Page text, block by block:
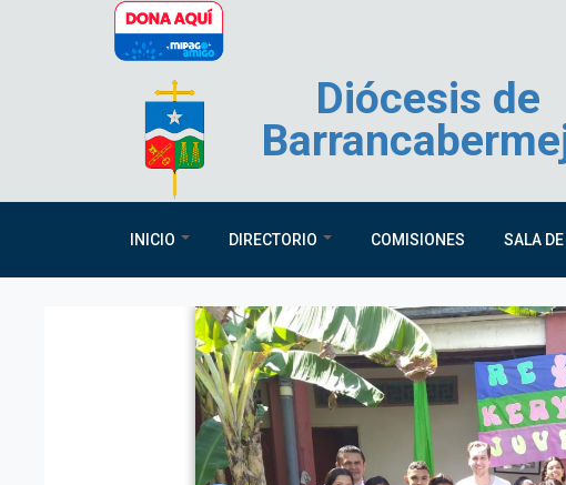
Pasar al contenido principal
Diócesis de
INICIO DIRECTORIO COMISIONES SALA